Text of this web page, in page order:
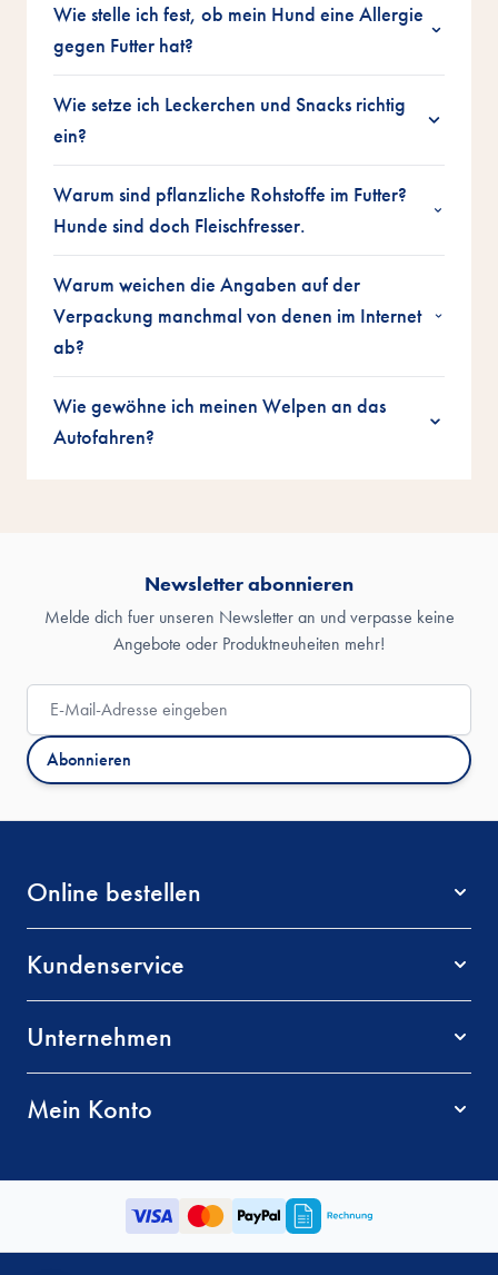
Wie stelle ich fest, ob mein Hund eine Allergie
gegen Futter hat?
Wie setze ich Leckerchen und Snacks richtig
ein?
Warum sind pflanzliche Rohstoffe im Futter?
Hunde sind doch Fleischfresser.
Warum weichen die Angaben auf der
Verpackung manchmal von denen im Internet
ab?
Wie gewöhne ich meinen Welpen an das
Autofahren?
Newsletter abonnieren
Melde dich fuer unseren Newsletter an und verpasse keine
Angebote oder Produktneuheiten mehr!
E-Mail-Adresse
Abonnieren
Online bestellen
Kundenservice
Unternehmen
Mein Konto